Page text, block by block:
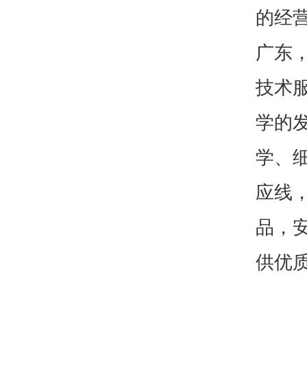
的经
广东
技术
学的
学、
应线
品，
供优